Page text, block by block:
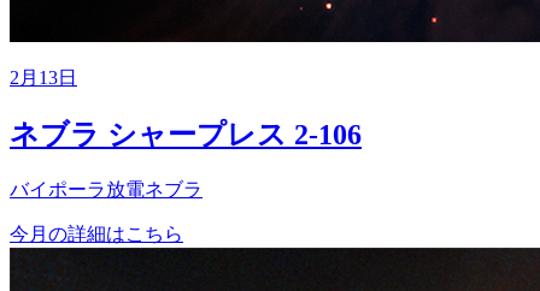
2月13日
ネブラ シャープレス 2-106
バイポーラ放電ネブラ
今月の詳細はこちら